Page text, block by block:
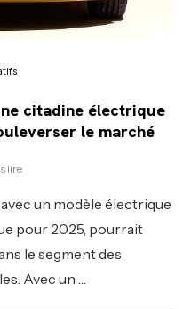
citadine électrique
le marché
lire
un modèle électrique
pour 2025, pourrait
le segment des
Avec un …